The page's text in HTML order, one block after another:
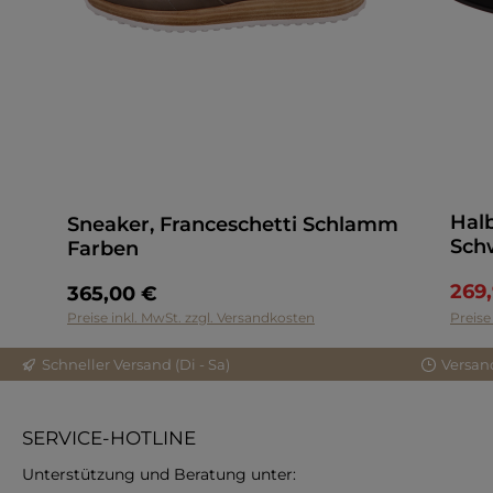
Sneaker, Franceschetti Schlamm
Farben
365,00 €
Preise inkl. MwSt. zzgl. Versandkosten
Schneller Versand (Di - Sa)
SERVICE-HOTLINE
Unterstützung und Beratung unter: